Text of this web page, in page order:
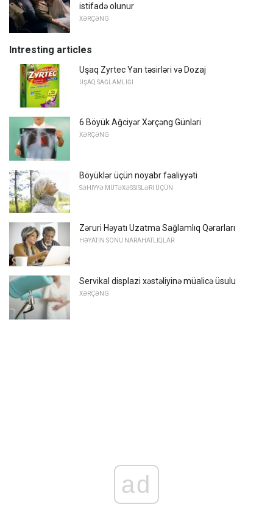
istifadə olunur
XƏRÇƏNG
Intresting articles
Uşaq Zyrtec Yan təsirləri və Dozaj
UŞAQ SAĞLAMLIĞI
6 Böyük Ağciyər Xərçəng Günləri
XƏRÇƏNG
Böyüklər üçün noyabr fəaliyyəti
SƏHIYYƏ MÜTƏXƏSSISLƏRI ÜÇÜN
Zəruri Həyatı Uzatma Sağlamlıq Qərarları
HƏYATIN SONU NARAHATLIQLAR
Servikal displazi xəstəliyinə müalicə üsulu
XƏRÇƏNG
ad